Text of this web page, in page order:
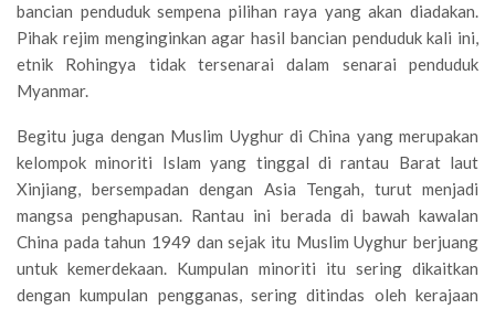
bancian penduduk sempena pilihan raya yang akan diadakan.
Pihak rejim menginginkan agar hasil bancian penduduk kali ini,
etnik Rohingya tidak tersenarai dalam senarai penduduk
Myanmar.
Begitu juga dengan Muslim Uyghur di China yang merupakan
kelompok minoriti Islam yang tinggal di rantau Barat laut
Xinjiang, bersempadan dengan Asia Tengah, turut menjadi
mangsa penghapusan. Rantau ini berada di bawah kawalan
China pada tahun 1949 dan sejak itu Muslim Uyghur berjuang
untuk kemerdekaan. Kumpulan minoriti itu sering dikaitkan
dengan kumpulan pengganas, sering ditindas oleh kerajaan